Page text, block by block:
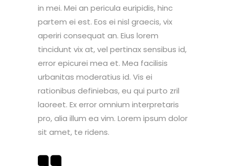
in mei. Mei an pericula euripidis, hinc
partem ei est. Eos ei nisl graecis, vix
aperiri consequat an. Eius lorem
tincidunt vix at, vel pertinax sensibus id,
error epicurei mea et. Mea facilisis
urbanitas moderatius id. Vis ei
rationibus definiebas, eu qui purto zril
laoreet. Ex error omnium interpretaris
pro, alia illum ea vim. Lorem ipsum dolor
sit amet, te ridens.